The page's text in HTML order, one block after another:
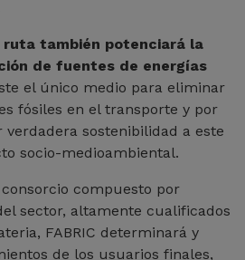
ruta también potenciará la
de fuentes de energías
el único medio para eliminar
fósiles en el transporte y por
sostenibilidad a este
socio-medioambiental.
compuesto por
sector, altamente cualificados
FABRIC determinará y
de los usuarios finales,